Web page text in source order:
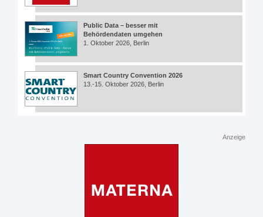
Public Data – besser mit
Behördendaten umgehen
1. Oktober 2026, Berlin
Smart Country Convention 2026
13.-15. Oktober 2026, Berlin
Anzeige